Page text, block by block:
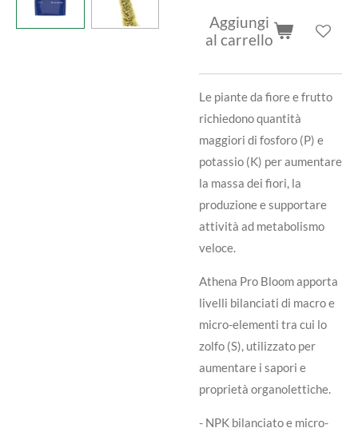
Aggiungi
al carrello
Le piante da fiore e frutto
richiedono quantità
maggiori di fosforo (P) e
potassio (K) per aumentare
la massa dei fiori, la
produzione e supportare
attività ad metabolismo
veloce.
Athena Pro Bloom apporta
livelli bilanciati di macro e
micro-elementi tra cui lo
zolfo (S), utilizzato per
aumentare i sapori e
proprietà organolettiche.
- NPK bilanciato e micro-